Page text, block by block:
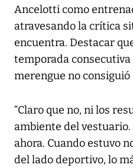
Ancelotti como
atravesando la crítica
encuentra. Destacar
temporada consecutiva
merengue no
“Claro que no, ni los
ambiente del
ahora. Cuando estuvo
del lado deportivo, lo